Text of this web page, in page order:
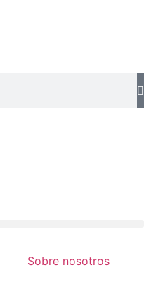
Sobre nosotros